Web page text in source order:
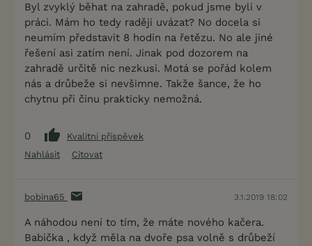
Byl zvyklý běhat na zahradě, pokud jsme byli v
práci. Mám ho tedy raději uvázat? No docela si
neumím představit 8 hodin na řetězu. No ale jiné
řešení asi zatím není. Jinak pod dozorem na
zahradě určitě nic nezkusi. Motá se pořád kolem
nás a drůbeže si nevšimne. Takže šance, že ho
chytnu při činu prakticky nemožná.
0
Kvalitní příspěvek
Nahlásit
Citovat
bobina65 3.1.2019 18:02
A náhodou není to tím, že máte nového kačera.
Babička , když měla na dvoře psa volně s drůbeží